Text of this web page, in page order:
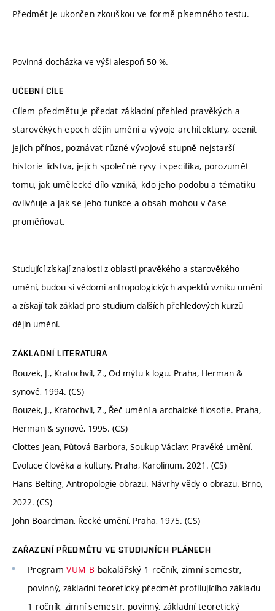
Předmět je ukončen zkouškou ve formě písemného testu.
Povinná docházka ve výši alespoň 50 %.
UČEBNÍ CÍLE
Cílem předmětu je předat základní přehled pravěkých a
starověkých epoch dějin umění a vývoje architektury, ocenit
jejich přínos, poznávat různé vývojové stupně nejstarší
historie lidstva, jejich společné rysy i specifika, porozumět
tomu, jak umělecké dílo vzniká, kdo jeho podobu a tématiku
ovlivňuje a jak se jeho funkce a obsah mohou v čase
proměňovat.
Studující získají znalosti z oblasti pravěkého a starověkého
umění, budou si vědomi antropologických aspektů vzniku umění
a získají tak základ pro studium dalších přehledových kurzů
dějin umění.
ZÁKLADNÍ LITERATURA
Bouzek, J., Kratochvíl, Z., Od mýtu k logu. Praha, Herman &
synové, 1994. (CS)
Bouzek, J., Kratochvíl, Z., Řeč umění a archaické filosofie. Praha,
Herman & synové, 1995. (CS)
Clottes Jean, Půtová Barbora, Soukup Václav: Pravěké umění.
Evoluce člověka a kultury, Praha, Karolinum, 2021. (CS)
Hans Belting, Antropologie obrazu. Návrhy vědy o obrazu. Brno,
2022. (CS)
John Boardman, Řecké umění, Praha, 1975. (CS)
ZAŘAZENÍ PŘEDMĚTU VE STUDIJNÍCH PLÁNECH
ProgramVUM_B bakalářský 1 ročník, zimní semestr,
povinný, základní teoretický předmět profilujícího základu
1 ročník, zimní semestr, povinný, základní teoretický